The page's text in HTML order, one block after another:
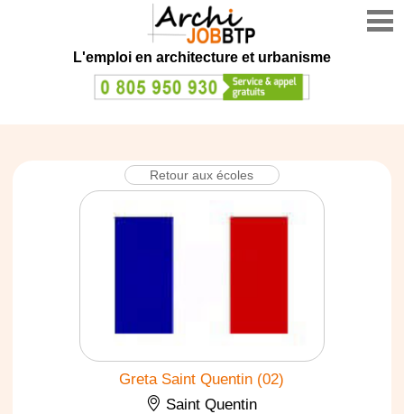
L'emploi en architecture et urbanisme
Retour aux écoles
Greta Saint Quentin (02)
Saint Quentin